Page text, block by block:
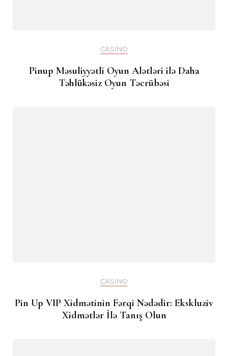
CASINO
Pinup Məsuliyyətli Oyun Alətləri ilə Daha
Təhlükəsiz Oyun Təcrübəsi
CASINO
Pin Up VIP Xidmətinin Fərqi Nədədir: Ekskluziv
Xidmətlər İlə Tanış Olun